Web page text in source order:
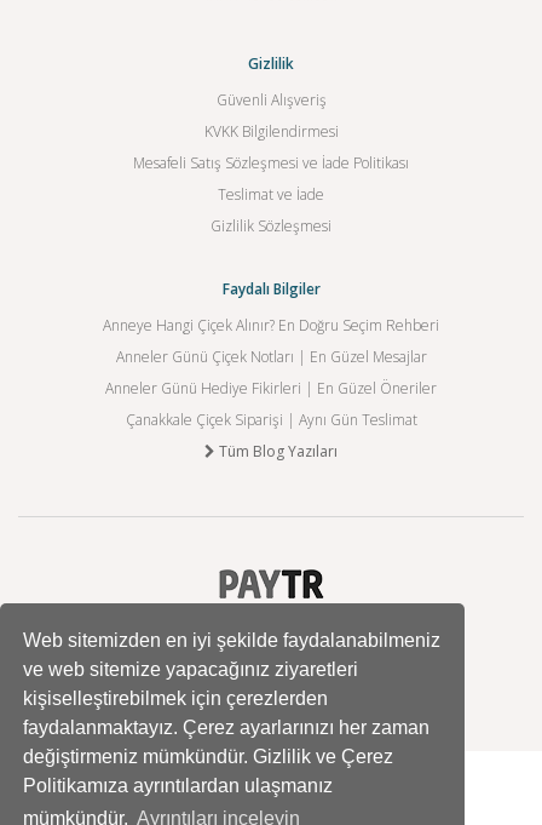
Web sitemizden en iyi şekilde faydalanabilmeniz
ve web sitemize yapacağınız ziyaretleri
kişiselleştirebilmek için çerezlerden
faydalanmaktayız. Çerez ayarlarınızı her zaman
değiştirmeniz mümkündür. Gizlilik ve Çerez
Politikamıza ayrıntılardan ulaşmanız
mümkündür. Ayrıntıları inceleyin
Gizlilik
Güvenli Alışveriş
KVKK Bilgilendirmesi
Mesafeli Satış Sözleşmesi ve İade Politikası
Teslimat ve İade
Gizlilik Sözleşmesi
Faydalı Bilgiler
Anneye Hangi Çiçek Alınır? En Doğru Seçim Rehberi
Anneler Günü Çiçek Notları | En Güzel Mesajlar
Anneler Günü Hediye Fikirleri | En Güzel Öneriler
Çanakkale Çiçek Siparişi | Aynı Gün Teslimat
Tüm Blog Yazıları